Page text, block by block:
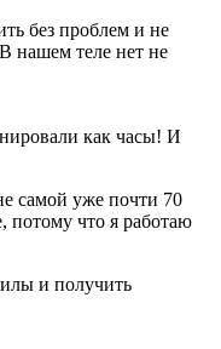
без проблем и не
нашем теле нет не
как часы! И
самой уже почти 70
потому что я работаю
и получить